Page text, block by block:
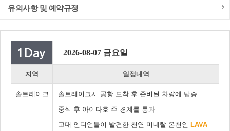
유의사항 및 예약규정
2026-08-07 금요일
지역 일정내역
솔트레이크
솔트레이크시 공항 도착 후 준비된 차량에 탑승
중식 후 아이다호 주 경계를 통과
고대 인디언들이 발견한 천연 미네랄 온천인 LAVA